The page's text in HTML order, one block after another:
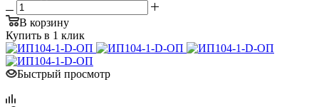
В корзину
Купить в 1 клик
Быстрый просмотр